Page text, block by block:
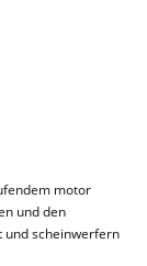
motor
und den
und scheinwerfern